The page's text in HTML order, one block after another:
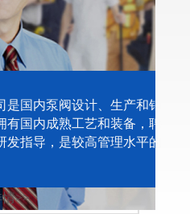
国内泵阀设计、生产和销
国内成熟工艺和装备，聘
指导，是较高管理水平的
>>